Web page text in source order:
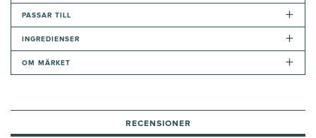
PASSAR TILL +
INGREDIENSER +
OM MÄRKET +
RECENSIONER